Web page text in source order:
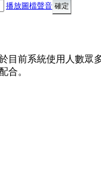
播放圖檔聲音
目前系統使用人數眾
合。